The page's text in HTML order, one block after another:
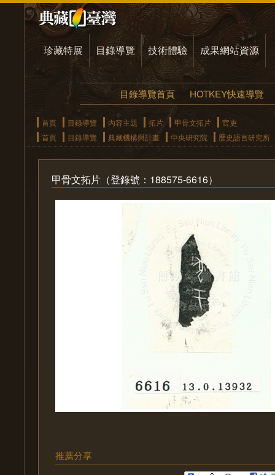
珍藏特展 目錄導覽 技術體驗 成果網站資源
目錄導覽首頁 HOTKEY快速導覽
首頁 目錄導覽 內容主題 拓片 甲骨文拓片
官吏
首頁
目錄導覽 典藏機構與計畫 中央研究院 歷史語言研究所
甲骨文拓片（登錄號：188575-6616）
推薦分享